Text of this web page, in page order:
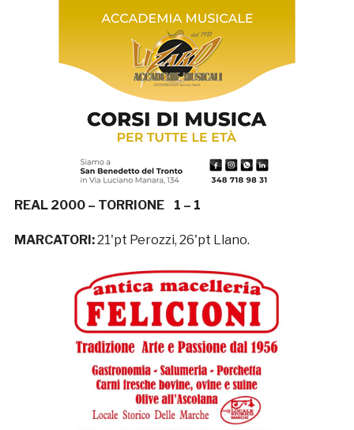
REAL 2000 – TORRIONE 1 – 1
MARCATORI:21'pt Perozzi, 26'pt Llano.